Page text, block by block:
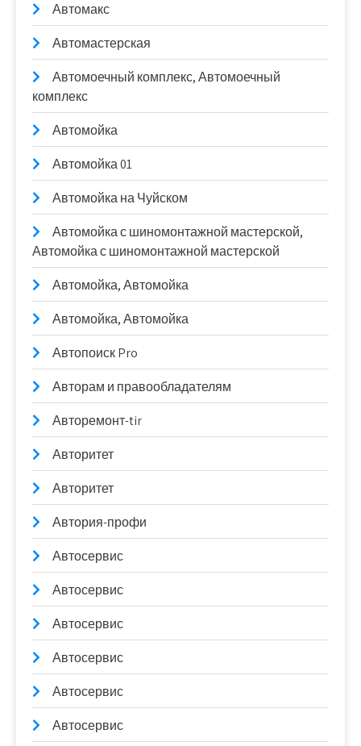
Автомакс
Автомастерская
Автомоечный комплекс, Автомоечный
комплекс
Автомойка
Автомойка 01
Автомойка на Чуйском
Автомойка с шиномонтажной мастерской,
Автомойка с шиномонтажной мастерской
Автомойка, Автомойка
Автомойка, Автомойка
Автопоиск Pro
Авторам и правообладателям
Авторемонт-tir
Авторитет
Авторитет
Автория-профи
Автосервис
Автосервис
Автосервис
Автосервис
Автосервис
Автосервис